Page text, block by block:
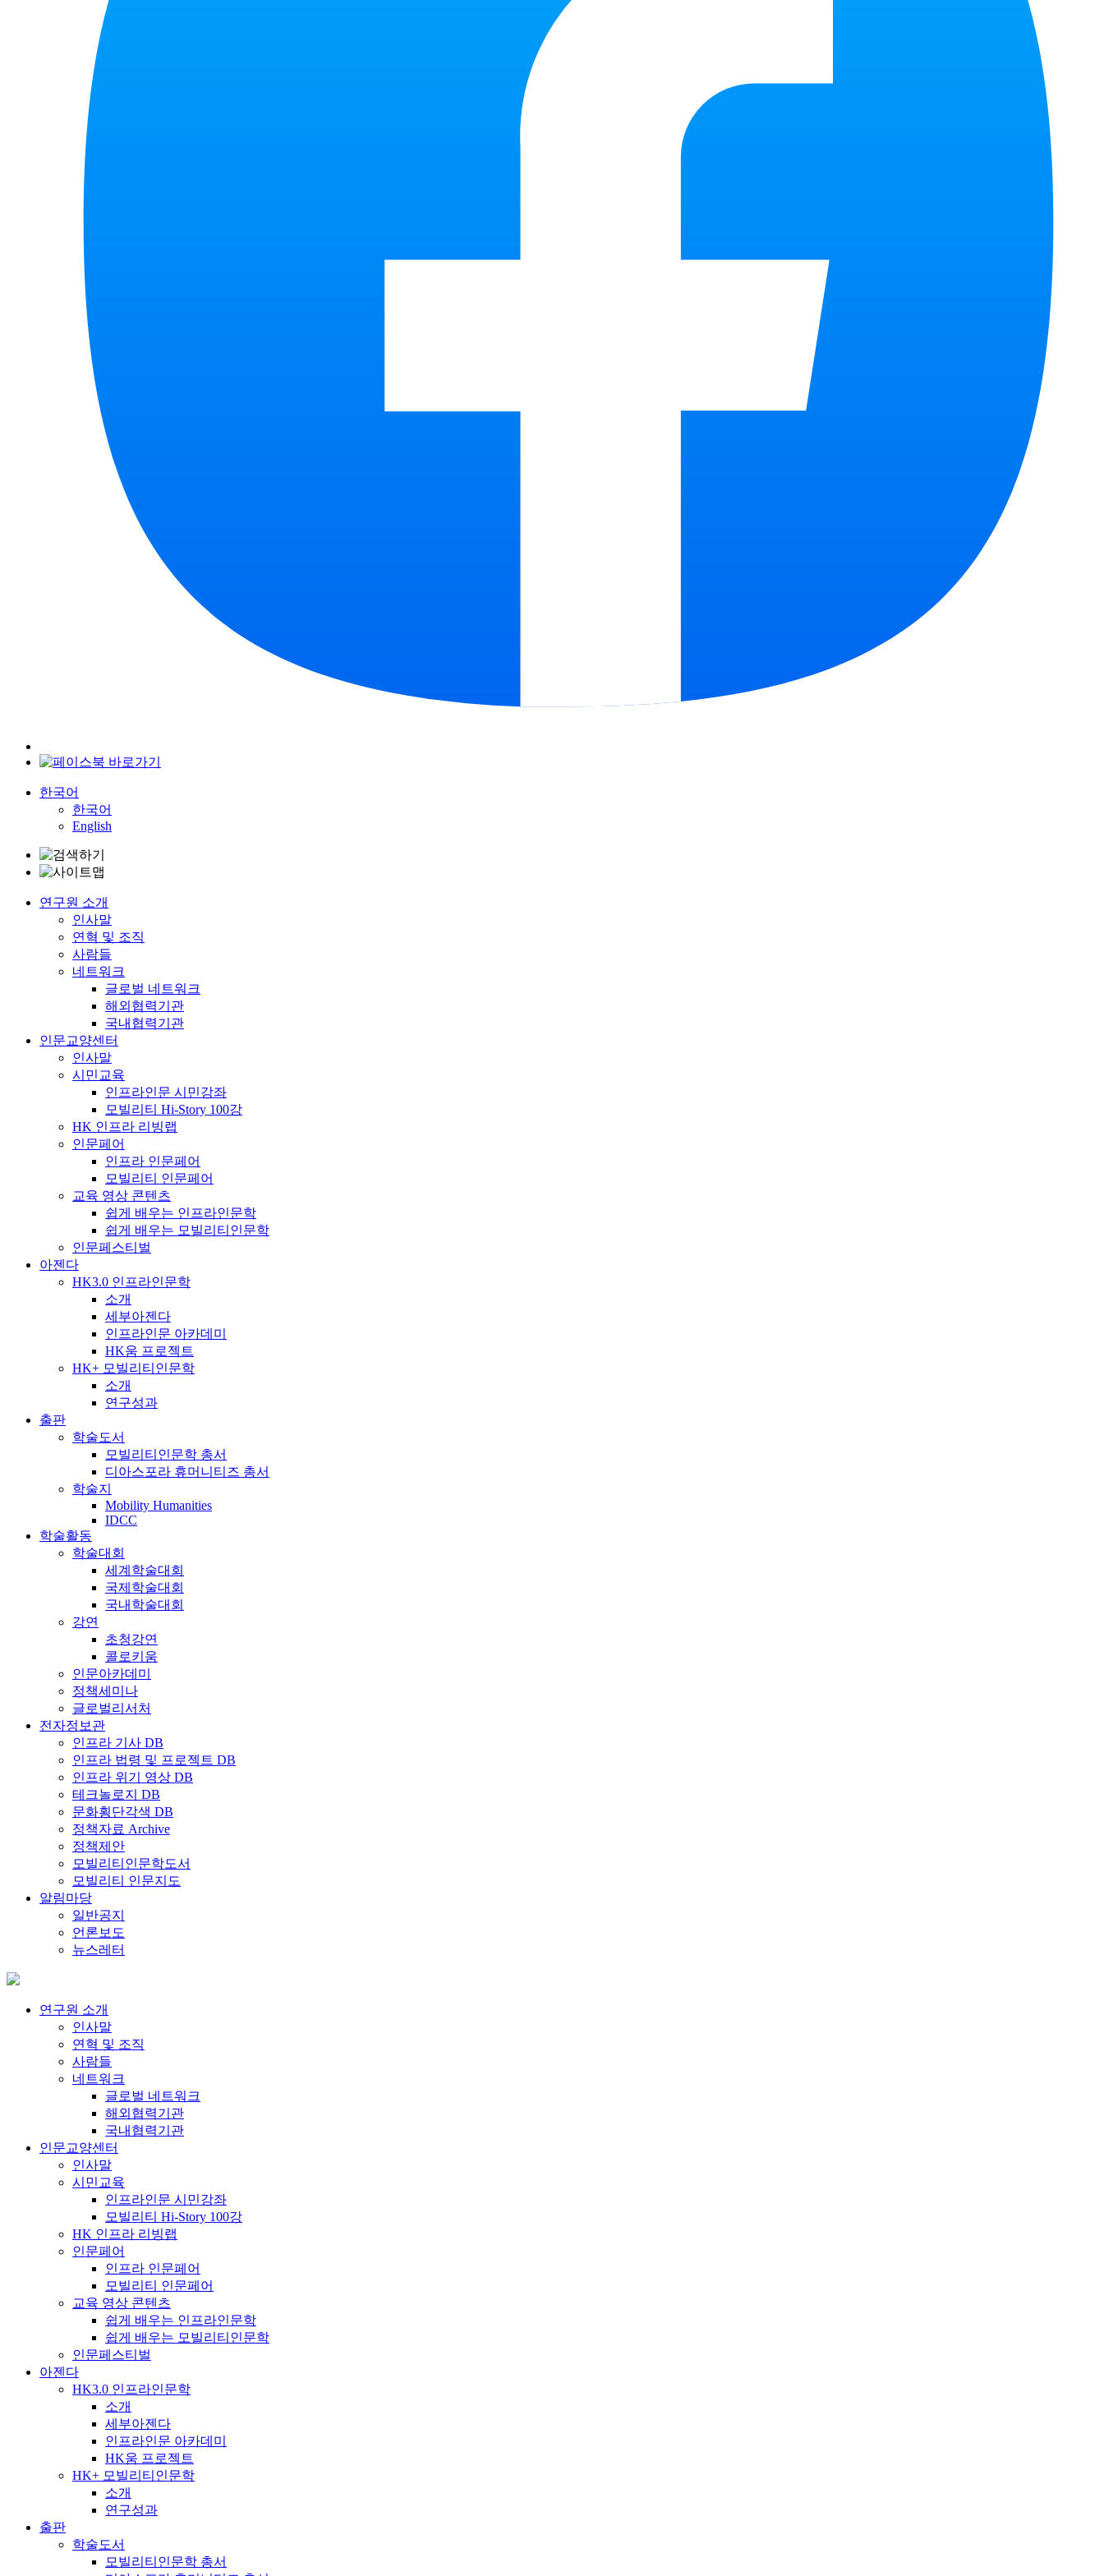
한국어
한국어
English
연구원 소개
인사말
연혁 및 조직
사람들
네트워크
글로벌 네트워크
해외협력기관
국내협력기관
인문교양센터
인사말
시민교육
인프라인문 시민강좌
모빌리티 Hi-Story 100강
HK 인프라 리빙랩
인문페어
인프라 인문페어
모빌리티 인문페어
교육 영상 콘텐츠
쉽게 배우는 인프라인문학
쉽게 배우는 모빌리티인문학
인문페스티벌
아젠다
HK3.0 인프라인문학
소개
세부아젠다
인프라인문 아카데미
HK움 프로젝트
HK+ 모빌리티인문학
소개
연구성과
출판
학술도서
모빌리티인문학 총서
디아스포라 휴머니티즈 총서
학술지
Mobility Humanities
IDCC
학술활동
학술대회
세계학술대회
국제학술대회
국내학술대회
강연
초청강연
콜로키움
인문아카데미
정책세미나
글로벌리서처
전자정보관
인프라 기사 DB
인프라 법령 및 프로젝트 DB
인프라 위기 영상 DB
테크놀로지 DB
문화횡단각색 DB
정책자료 Archive
정책제안
모빌리티인문학도서
모빌리티 인문지도
알림마당
일반공지
언론보도
뉴스레터
연구원 소개
인사말
연혁 및 조직
사람들
네트워크
글로벌 네트워크
해외협력기관
국내협력기관
인문교양센터
인사말
시민교육
인프라인문 시민강좌
모빌리티 Hi-Story 100강
HK 인프라 리빙랩
인문페어
인프라 인문페어
모빌리티 인문페어
교육 영상 콘텐츠
쉽게 배우는 인프라인문학
쉽게 배우는 모빌리티인문학
인문페스티벌
아젠다
HK3.0 인프라인문학
소개
세부아젠다
인프라인문 아카데미
HK움 프로젝트
HK+ 모빌리티인문학
소개
연구성과
출판
학술도서
모빌리티인문학 총서